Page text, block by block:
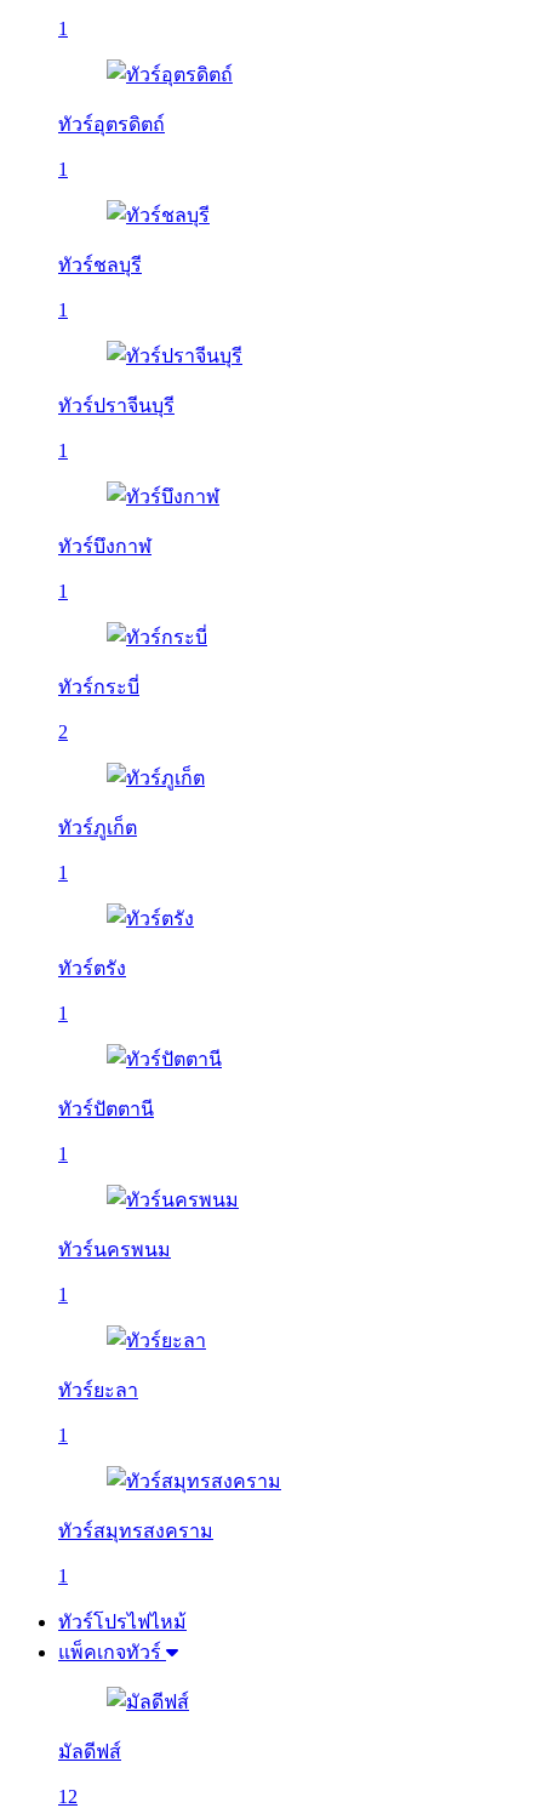
1
ทัวร์อุตรดิตถ์
1
ทัวร์ชลบุรี
1
ทัวร์ปราจีนบุรี
1
ทัวร์บึงกาฬ
1
ทัวร์กระบี่
2
ทัวร์ภูเก็ต
1
ทัวร์ตรัง
1
ทัวร์ปัตตานี
1
ทัวร์นครพนม
1
ทัวร์ยะลา
1
ทัวร์สมุทรสงคราม
1
ทัวร์โปรไฟไหม้
แพ็คเกจทัวร์
มัลดีฟส์
12